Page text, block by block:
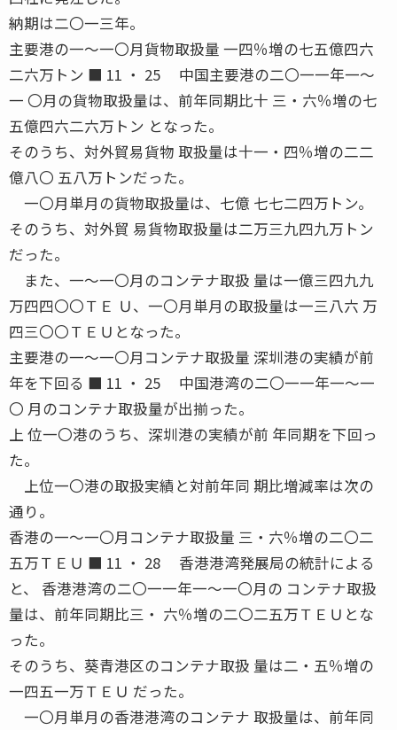
納期は二〇一三年。
主要港の一〜一〇月貨物取扱量 一四％増の七五億四六
二六万トン ■ 11 ・ 25 中国主要港の二〇一一年一〜
一 〇月の貨物取扱量は、前年同期比十 三・六％増の七
五億四六二六万トン となった。
そのうち、対外貿易貨物 取扱量は十一・四％増の二二
億八〇 五八万トンだった。
一〇月単月の貨物取扱量は、七億 七七二四万トン。
そのうち、対外貿 易貨物取扱量は二万三九四九万トン
だった。
また、一〜一〇月のコンテナ取扱 量は一億三四九九
万四四〇〇ＴＥ Ｕ、一〇月単月の取扱量は一三八六 万
四三〇〇ＴＥＵとなった。
主要港の一〜一〇月コンテナ取扱量 深圳港の実績が前
年を下回る ■ 11 ・ 25 中国港湾の二〇一一年一〜一
〇 月のコンテナ取扱量が出揃った。
上 位一〇港のうち、深圳港の実績が前 年同期を下回っ
た。
上位一〇港の取扱実績と対前年同 期比増減率は次の
通り。
香港の一〜一〇月コンテナ取扱量 三・六％増の二〇二
五万ＴＥＵ ■ 11 ・ 28 香港港湾発展局の統計による
と、 香港港湾の二〇一一年一〜一〇月の コンテナ取扱
量は、前年同期比三・ 六％増の二〇二五万ＴＥＵとな
った。
そのうち、葵青港区のコンテナ取扱 量は二・五％増の
一四五一万ＴＥＵ だった。
一〇月単月の香港港湾のコンテナ 取扱量は、前年同